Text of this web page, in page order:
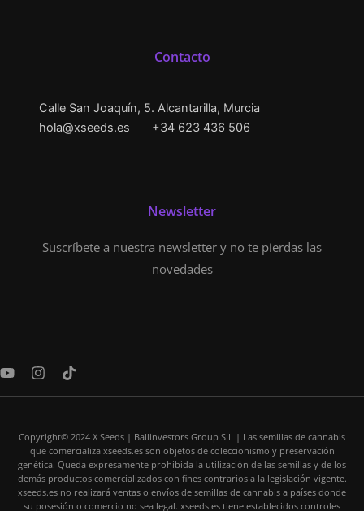
Contacto
Calle San Joaquín, 5. Alcantarilla, Murcia
hola@xseeds.es
+34 623 436 506
Newsletter
Suscríbete a nuestra newsletter y no te pierdas las
novedades
Y
u
I
s
g
r
a
m
T
k
o
k
Copyright© 2024 X Seeds | Ballinvestors Group S.L | Las semillas de cannabis
que comercializa xseeds.es son objetos de coleccionismo y preservación
genética. Queda expresamente prohibida la utilización de las semillas y de los
demás productos comercializados con fines contrarios a la legislación vigente.
xseeds.es no realizará ventas o envíos de semillas de cannabis a países donde
su posesión o comercio no sea legal. xseeds.es tiene establecidos controles